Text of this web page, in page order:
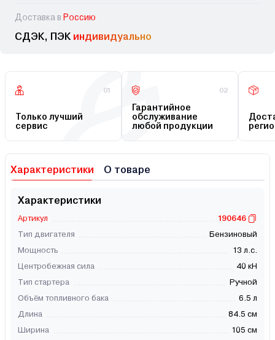
Доставка в Россию
СДЭК, ПЭК индивидуально
01
Только лучший
сервис
02
Гарантийное
обслуживание
любой продукции
Характеристики О товаре
Характеристики
Артикул
190646
Тип двигателя
Бензиновый
Мощность
13 л.с.
Центробежная сила
40 кН
Тип стартера
Ручной
Объём топливного бака
6.5 л
Длина
84.5 cм
Ширина
105 cм